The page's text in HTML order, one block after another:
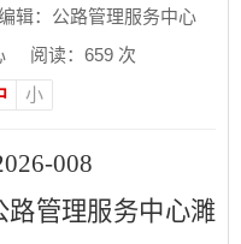
辑：公路管理服务中心
阅读： 659次
小
008
路管理服务中心濉